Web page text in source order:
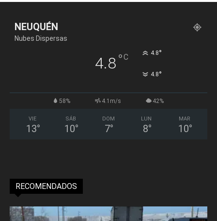
NEUQUÉN
Nubes Dispersas
4.8°C 4.8°
4.8°
58% 4.1m/s 42%
VIE
13°
SÁB
10°
DOM
7°
LUN
8°
MAR
10°
RECOMENDADOS